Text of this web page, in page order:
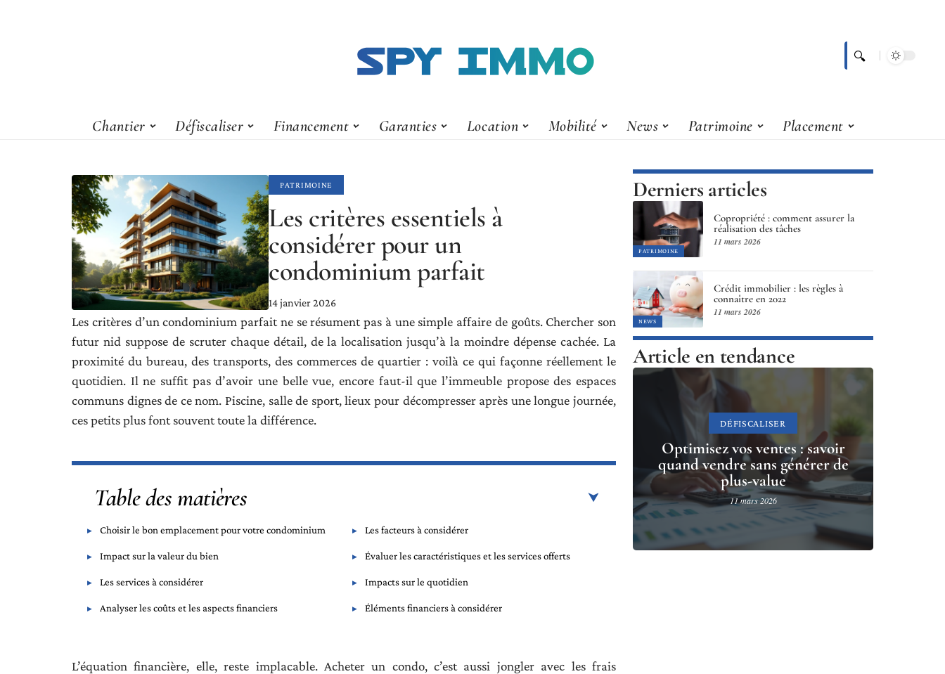
Chantier Défiscaliser Financement Garanties Location Mobilité News Patrimoine Placement
PATRIMOINE
Les critères essentiels à
considérer pour un
condominium parfait
14 janvier 2026
Les critères d’un condominium parfait ne se résument pas à une simple affaire de goûts. Chercher son
futur nid suppose de scruter chaque détail, de la localisation jusqu’à la moindre dépense cachée. La
proximité du bureau, des transports, des commerces de quartier : voilà ce qui façonne réellement le
quotidien. Il ne suffit pas d’avoir une belle vue, encore faut-il que l’immeuble propose des espaces
communs dignes de ce nom. Piscine, salle de sport, lieux pour décompresser après une longue journée,
ces petits plus font souvent toute la différence.
Table des matières
Choisir le bon emplacement pour votre condominium Les facteurs à considérer
Impact sur la valeur du bien Évaluer les caractéristiques et les services offerts
Les services à considérer Impacts sur le quotidien
Analyser les coûts et les aspects financiers Éléments financiers à considérer
L’équation financière, elle, reste implacable. Acheter un condo, c’est aussi jongler avec les frais
Derniers articles
PATRIMOINE
Copropriété : comment assurer la
réalisation des tâches
11 mars 2026
NEWS
Crédit immobilier : les règles à
connaître en 2022
11 mars 2026
Article en tendance
DÉFISCALISER
Optimisez vos ventes : savoir
quand vendre sans générer de
plus-value
11 mars 2026